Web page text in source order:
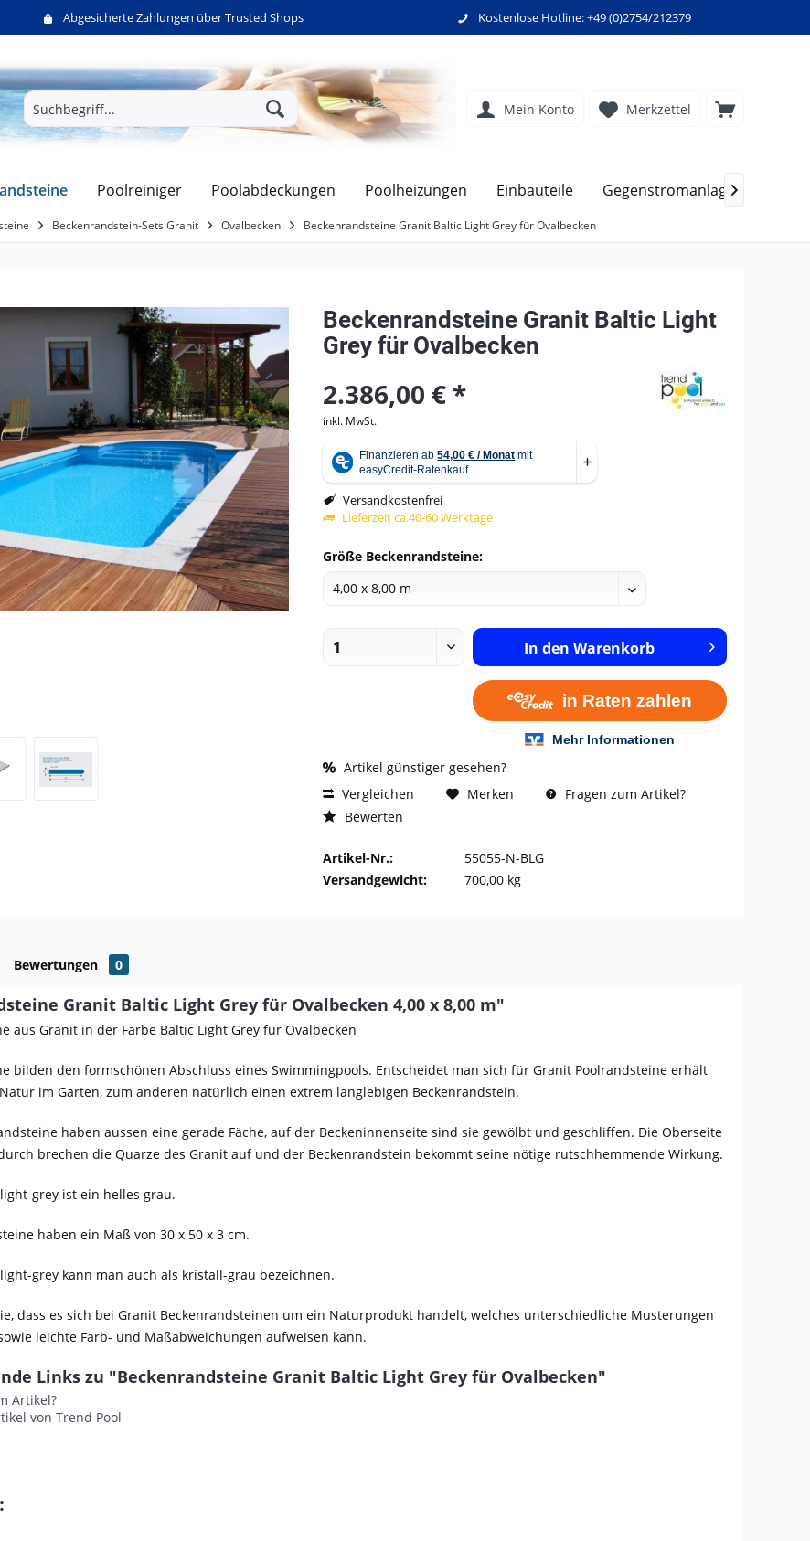
Abgesicherte Zahlungen über Trusted Shops Kostenlose Hotline: +49 (0)2754/212379
Merkzettel
Mein Konto
Poolreiniger Poolabdeckungen Poolheizungen Einbauteile Gegenstromanlagen

Beckenrandstein-Sets Granit Ovalbecken Beckenrandsteine Granit Baltic Light Grey für Ovalbecken
Beckenrandsteine Granit Baltic Light
Grey für Ovalbecken
2.386,00 € *
inkl. MwSt.
Versandkostenfrei
Lieferzeit ca.40-60 Werktage
Größe Beckenrandsteine:
In den Warenkorb
Artikel günstiger gesehen?
Vergleichen
Merken
Fragen zum Artikel?
Bewerten
Artikel-Nr.:
55055-N-BLG
Versandgewicht:
700,00 kg
Bewertungen 0
Granit Baltic Light Grey für Ovalbecken 4,00 x 8,00 m"
aus Granit in der Farbe Baltic Light Grey für Ovalbecken
bilden den formschönen Abschluss eines Swimmingpools. Entscheidet man sich für Granit Poolrandsteine erhält
im Garten, zum anderen natürlich einen extrem langlebigen Beckenrandstein.
haben aussen eine gerade Fäche, auf der Beckeninnenseite sind sie gewölbt und geschliffen. Die Oberseite
brechen die Quarze des Granit auf und der Beckenrandstein bekommt seine nötige rutschhemmende Wirkung.
grey ist ein helles grau.
haben ein Maß von 30 x 50 x 3 cm.
grey kann man auch als kristall-grau bezeichnen.
dass es sich bei Granit Beckenrandsteinen um ein Naturprodukt handelt, welches unterschiedliche Musterungen
leichte Farb- und Maßabweichungen aufweisen kann.
Links zu "Beckenrandsteine Granit Baltic Light Grey für Ovalbecken"
Artikel?
von Trend Pool